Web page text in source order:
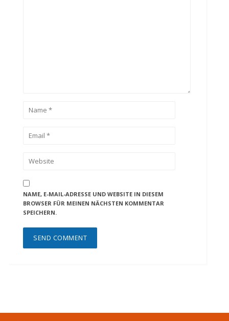
NAME, E-MAIL-ADRESSE UND WEBSITE IN DIESEM
BROWSER FÜR MEINEN NÄCHSTEN KOMMENTAR
SPEICHERN.